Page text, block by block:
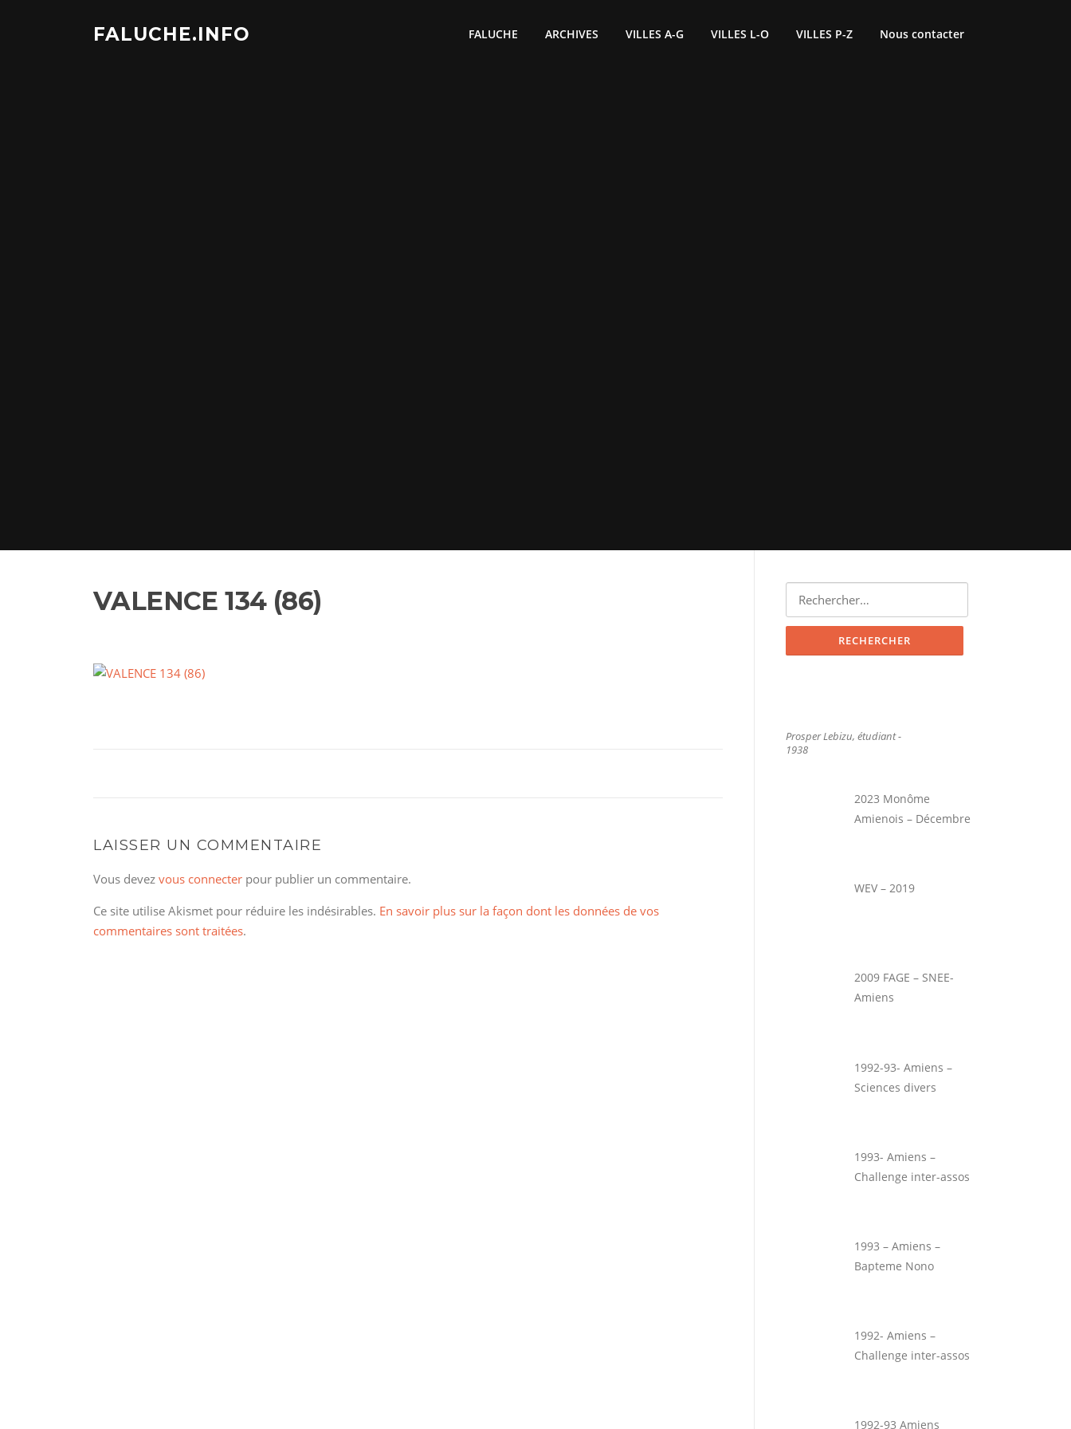
FALUCHE.INFO FALUCHE ARCHIVES VILLES A-G VILLES L-O VILLES P-Z Nous contacter
VALENCE 134 (86)
LAISSER UN COMMENTAIRE
Vous devez vous connecter pour publier un commentaire.
Ce site utilise Akismet pour réduire les indésirables. En savoir plus sur la façon dont les données de vos
commentaires sont traitées.
Rechercher :
Prosper Lebizu, étudiant -
1938
2023 Monôme
Amienois – Décembre
WEV – 2019
2009 FAGE – SNEE-
Amiens
1992-93- Amiens –
Sciences divers
1993- Amiens –
Challenge inter-assos
1993 – Amiens –
Bapteme Nono
1992- Amiens –
Challenge inter-assos
1992-93 Amiens